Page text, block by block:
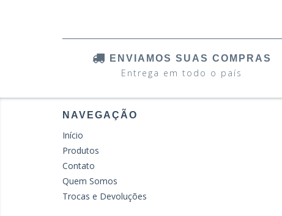
ENVIAMOS SUAS COMPRAS
Entrega em todo o país
NAVEGAÇÃO
Início
Produtos
Contato
Quem Somos
Trocas e Devoluções